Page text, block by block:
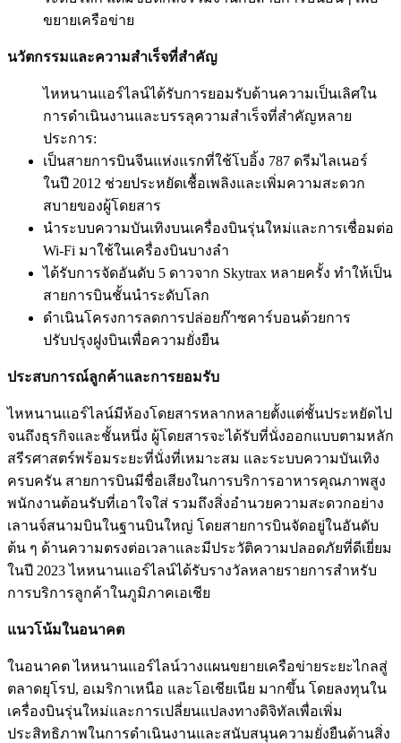
ขยายเครือข่าย
นวัตกรรมและความสำเร็จที่สำคัญ
ไหหนานแอร์ไลน์ได้รับการยอมรับด้านความเป็นเลิศใน
การดำเนินงานและบรรลุความสำเร็จที่สำคัญหลาย
ประการ:
เป็นสายการบินจีนแห่งแรกที่ใช้โบอิ้ง 787 ดรีมไลเนอร์
ในปี 2012 ช่วยประหยัดเชื้อเพลิงและเพิ่มความสะดวก
สบายของผู้โดยสาร
นำระบบความบันเทิงบนเครื่องบินรุ่นใหม่และการเชื่อมต่อ
Wi-Fi มาใช้ในเครื่องบินบางลำ
ได้รับการจัดอันดับ 5 ดาวจาก Skytrax หลายครั้ง ทำให้เป็น
สายการบินชั้นนำระดับโลก
ดำเนินโครงการลดการปล่อยก๊าซคาร์บอนด้วยการ
ปรับปรุงฝูงบินเพื่อความยั่งยืน
ประสบการณ์ลูกค้าและการยอมรับ
ไหหนานแอร์ไลน์มีห้องโดยสารหลากหลายตั้งแต่ชั้นประหยัดไป
จนถึงธุรกิจและชั้นหนึ่ง ผู้โดยสารจะได้รับที่นั่งออกแบบตามหลัก
สรีรศาสตร์พร้อมระยะที่นั่งที่เหมาะสม และระบบความบันเทิง
ครบครัน สายการบินมีชื่อเสียงในการบริการอาหารคุณภาพสูง
พนักงานต้อนรับที่เอาใจใส่ รวมถึงสิ่งอำนวยความสะดวกอย่าง
เลานจ์สนามบินในฐานบินใหญ่ โดยสายการบินจัดอยู่ในอันดับ
ต้น ๆ ด้านความตรงต่อเวลาและมีประวัติความปลอดภัยที่ดีเยี่ยม
ในปี 2023 ไหหนานแอร์ไลน์ได้รับรางวัลหลายรายการสำหรับ
การบริการลูกค้าในภูมิภาคเอเชีย
แนวโน้มในอนาคต
ในอนาคต ไหหนานแอร์ไลน์วางแผนขยายเครือข่ายระยะไกลสู่
ตลาดยุโรป, อเมริกาเหนือ และโอเชียเนีย มากขึ้น โดยลงทุนใน
เครื่องบินรุ่นใหม่และการเปลี่ยนแปลงทางดิจิทัลเพื่อเพิ่ม
ประสิทธิภาพในการดำเนินงานและสนับสนุนความยั่งยืนด้านสิ่ง